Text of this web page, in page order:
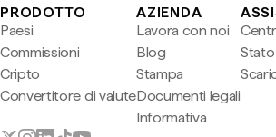
PRODOTTO
Paesi
Commissioni
Cripto
Convertitore di valute
AZIENDA
Lavora con noi
Blog
Stampa
Documenti legali
Informativa
Stato